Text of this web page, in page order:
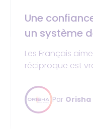
Une
un système
pression
Les Français
réciproque est
logistique. Face
à l'explosion de
temps médical
Par